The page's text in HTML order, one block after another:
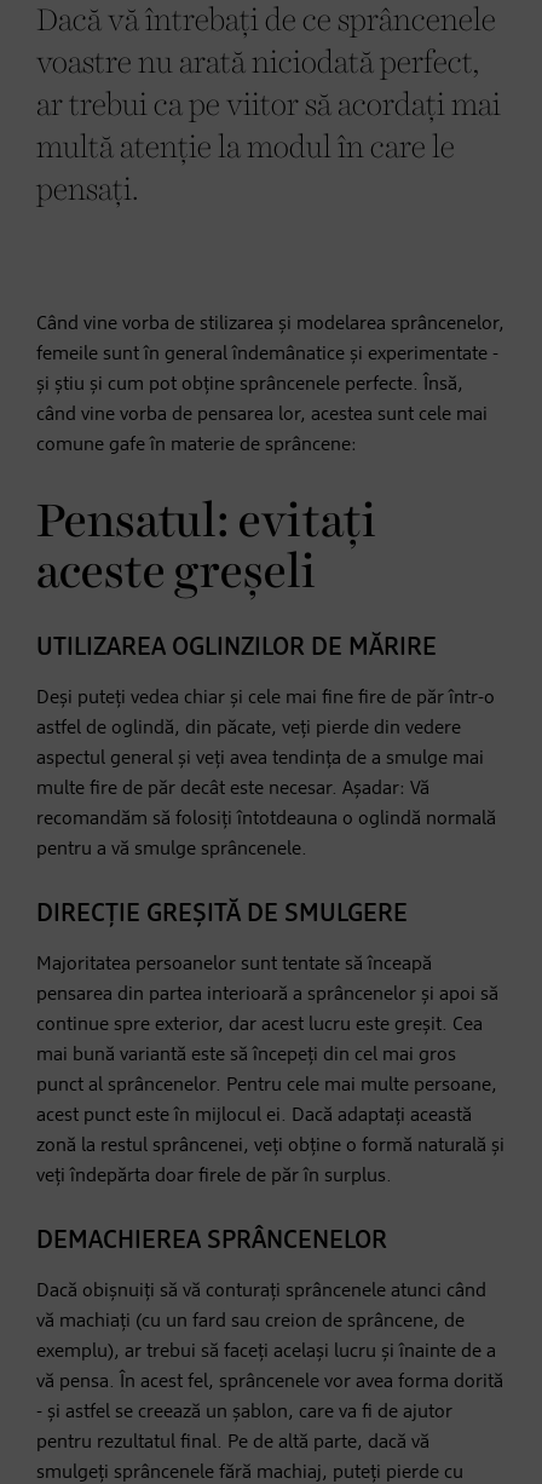
Dacă vă întrebați de ce sprâncenele
voastre nu arată niciodată perfect,
ar trebui ca pe viitor să acordați mai
multă atenție la modul în care le
pensați.
Când vine vorba de stilizarea și modelarea sprâncenelor,
femeile sunt în general îndemânatice și experimentate -
și știu și cum pot obține sprâncenele perfecte. Însă,
când vine vorba de pensarea lor, acestea sunt cele mai
comune gafe în materie de sprâncene:
Pensatul: evitați
aceste greșeli
UTILIZAREA OGLINZILOR DE MĂRIRE
Deși puteți vedea chiar și cele mai fine fire de păr într-o
astfel de oglindă, din păcate, veți pierde din vedere
aspectul general și veți avea tendința de a smulge mai
multe fire de păr decât este necesar. Așadar: Vă
recomandăm să folosiți întotdeauna o oglindă normală
pentru a vă smulge sprâncenele.
DIRECȚIE GREȘITĂ DE SMULGERE
Majoritatea persoanelor sunt tentate să înceapă
pensarea din partea interioară a sprâncenelor și apoi să
continue spre exterior, dar acest lucru este greșit. Cea
mai bună variantă este să începeți din cel mai gros
punct al sprâncenelor. Pentru cele mai multe persoane,
acest punct este în mijlocul ei. Dacă adaptați această
zonă la restul sprâncenei, veți obține o formă naturală și
veți îndepărta doar firele de păr în surplus.
DEMACHIEREA SPRÂNCENELOR
Dacă obișnuiți să vă conturați sprâncenele atunci când
vă machiați (cu un fard sau creion de sprâncene, de
exemplu), ar trebui să faceți același lucru și înainte de a
vă pensa. În acest fel, sprâncenele vor avea forma dorită
- și astfel se creează un șablon, care va fi de ajutor
pentru rezultatul final. Pe de altă parte, dacă vă
smulgeți sprâncenele fără machiaj, puteți pierde cu